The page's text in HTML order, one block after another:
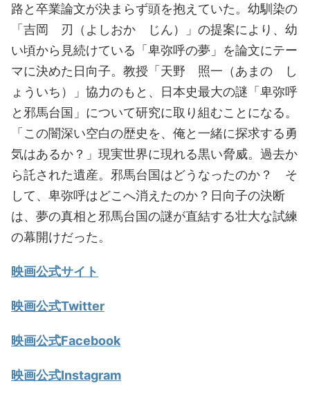
路と卒業論文が決まらず頭を抱えていた。幼馴染の
「吉岡 刃（よしおか じん）」の提案により、幼
い頃から見続けている「卑弥呼の夢」を論文にテー
マに決めた日向子。教授「天野 照一（あまの し
ょういち）」協力のもと、日本史最大の謎「卑弥呼
と邪馬台国」について研究に取り組むことになる。
「この闇深い空白の歴史を、俺と一緒に探求する勇
気はあるか？」現実世界に現れる黒い脅威。過去か
ら託された遺産。邪馬台国はどうなったのか？ そ
して、卑弥呼はどこへ消えたのか？日向子の決断
は、夢の真相と邪馬台国の謎が直結する壮大な試練
の幕開けだった。
映画公式サイト
映画公式Twitter
映画公式Facebook
映画公式Instagram